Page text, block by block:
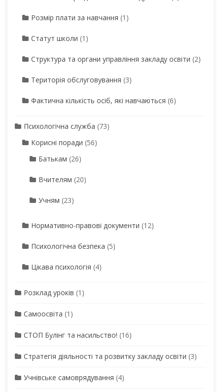
Розмір плати за навчання (1)
Статут школи (1)
Структура та органи управління закладу освіти (2)
Територія обслуговування (3)
Фактична кількість осіб, які навчаються (6)
Психологічна служба (73)
Корисні поради (56)
Батькам (26)
Вчителям (20)
Учням (23)
Нормативно-правові документи (12)
Психологічна безпека (5)
Цікава психологія (4)
Розклад уроків (1)
Самоосвіта (1)
СТОП Булінг та насильство! (16)
Стратегія діяльності та розвитку закладу освіти (3)
Учнівське самоврядування (4)